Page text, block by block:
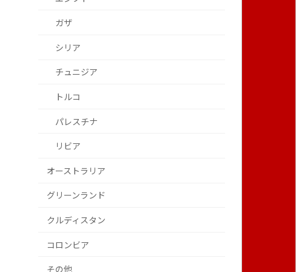
ガザ
シリア
チュニジア
トルコ
パレスチナ
リビア
オーストラリア
グリーンランド
クルディスタン
コロンビア
その他